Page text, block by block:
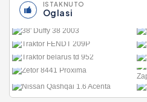
ISTAKNUTO
Oglasi
CLAAS JAGUAR 860
TRAKTOR NEW HOLLAND
T5030
17.800TRAKTOR CASE 885 XL
HOLZSCHREDDER +
ZAPFW..
ŠUMA VARAŽDINSKE